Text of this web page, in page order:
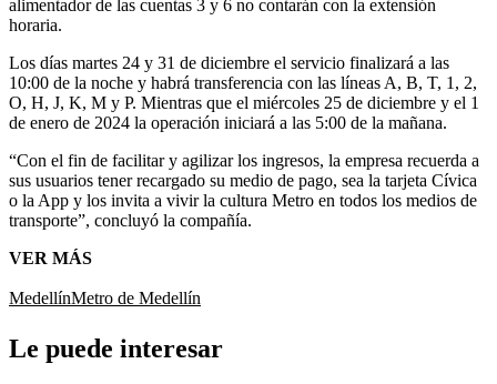
alimentador de las cuentas 3 y 6 no contarán con la extensión
horaria.
Los días martes 24 y 31 de diciembre el servicio finalizará a las
10:00 de la noche y habrá transferencia con las líneas A, B, T, 1, 2,
O, H, J, K, M y P. Mientras que el miércoles 25 de diciembre y el 1
de enero de 2024 la operación iniciará a las 5:00 de la mañana.
“Con el fin de facilitar y agilizar los ingresos, la empresa recuerda a
sus usuarios tener recargado su medio de pago, sea la tarjeta Cívica
o la App y los invita a vivir la cultura Metro en todos los medios de
transporte”, concluyó la compañía.
VER MÁS
MedellínMetro de Medellín
Le puede interesar